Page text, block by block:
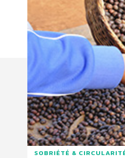
SOBRIÉTÉ &